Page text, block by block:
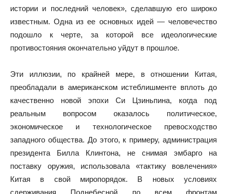
истории и последний человек», сделавшую его широко
известным. Одна из ее основных идей — человечество
подошло к черте, за которой все идеологические
противостояния окончательно уйдут в прошлое.
Эти иллюзии, по крайней мере, в отношении Китая,
преобладали в американском истеблишменте вплоть до
качественно новой эпохи Си Цзиньпина, когда под
реальным вопросом оказалось политическое,
экономическое и технологическое превосходство
западного общества. До этого, к примеру, администрация
президента Билла Клинтона, не снимая эмбарго на
поставку оружия, использовала «тактику вовлечения»
Китая в свой миропорядок. В новых условиях
сдерживания Поднебесной по всем фронтам